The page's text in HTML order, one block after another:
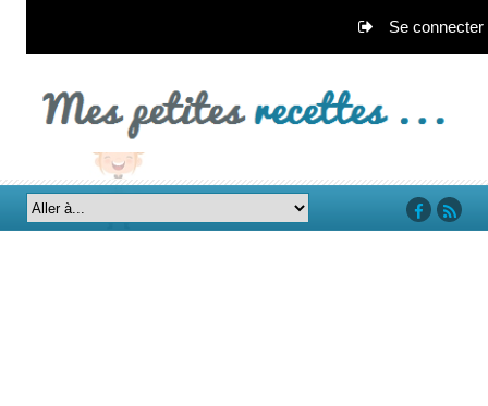
Se connecter